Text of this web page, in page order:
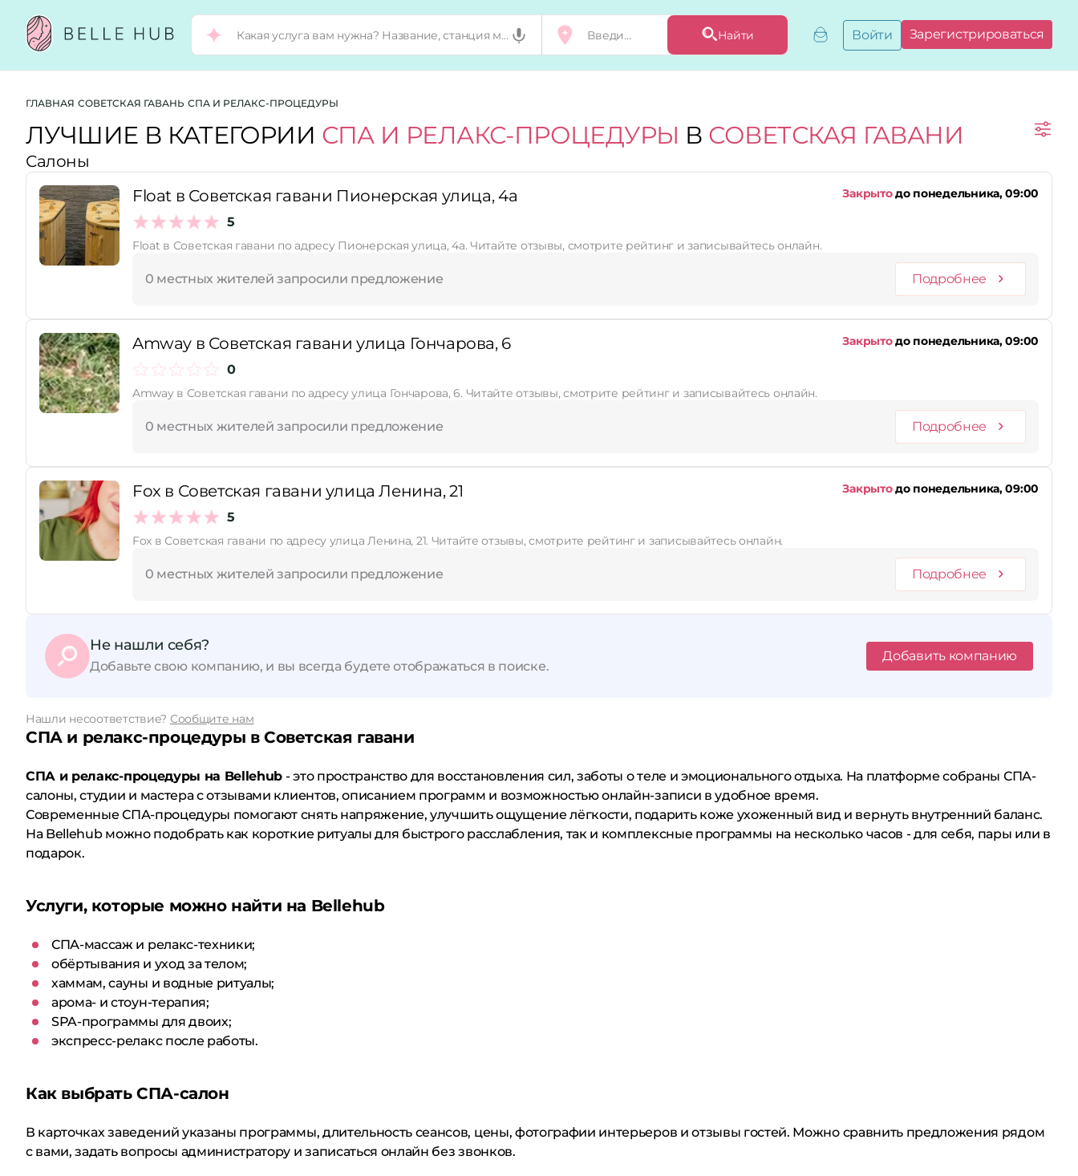
Найти
Добавить,
бизнес
Запросы
Сертификаты
Войти Зарегистрироваться
Город:
Категории:
Услуги:
Стоимость услуг:
Принимает сертификаты
ГЛАВНАЯ СОВЕТСКАЯ ГАВАНЬ СПА И РЕЛАКС-ПРОЦЕДУРЫ
ЛУЧШИЕ В КАТЕГОРИИ СПА И РЕЛАКС-ПРОЦЕДУРЫ В СОВЕТСКАЯ ГАВАНИ
Салоны
Float в Советская гавани Пионерская улица, 4а
5
Закрытодо понедельника, 09:00
Float в Советская гавани по адресу Пионерская улица, 4а. Читайте отзывы, смотрите рейтинг и записывайтесь онлайн.
0 местных жителей запросили предложение Подробнее
Amway в Советская гавани улица Гончарова, 6
0
Закрытодо понедельника, 09:00
Amway в Советская гавани по адресу улица Гончарова, 6. Читайте отзывы, смотрите рейтинг и записывайтесь онлайн.
0 местных жителей запросили предложение Подробнее
Fox в Советская гавани улица Ленина, 21
5
Закрытодо понедельника, 09:00
Fox в Советская гавани по адресу улица Ленина, 21. Читайте отзывы, смотрите рейтинг и записывайтесь онлайн.
0 местных жителей запросили предложение Подробнее
Не нашли себя?
Добавьте свою компанию, и вы всегда будете отображаться в поиске.
Добавить компанию
Нашли несоответствие? Сообщите нам
СПА и релакс-процедуры в Советская гавани
СПА и релакс-процедуры на Bellehub - это пространство для восстановления сил, заботы о теле и эмоционального отдыха. На платформе собраны СПА-
салоны, студии и мастера с отзывами клиентов, описанием программ и возможностью онлайн-записи в удобное время.
Современные СПА-процедуры помогают снять напряжение, улучшить ощущение лёгкости, подарить коже ухоженный вид и вернуть внутренний баланс.
На Bellehub можно подобрать как короткие ритуалы для быстрого расслабления, так и комплексные программы на несколько часов - для себя, пары или в
подарок.
Услуги, которые можно найти на Bellehub
СПА-массаж и релакс-техники;
обёртывания и уход за телом;
хаммам, сауны и водные ритуалы;
арома- и стоун-терапия;
SPA-программы для двоих;
экспресс-релакс после работы.
Как выбрать СПА-салон
В карточках заведений указаны программы, длительность сеансов, цены, фотографии интерьеров и отзывы гостей. Можно сравнить предложения рядом
с вами, задать вопросы администратору и записаться онлайн без звонков.